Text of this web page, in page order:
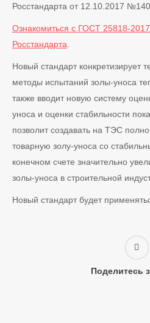
Росстандарта от 12.10.2017
Ознакомиться с ГОСТ 25818-
Росстандарта
Новый стандарт конкретизирует
методы испытаний золы-уноса
также вводит новую систему
уноса и оценки стабильности
позволит создавать на ТЭС
товарную золу-уноса со
конечном счете значительно
золы-уноса в строительной
Новый стандарт будет
Поделитесь